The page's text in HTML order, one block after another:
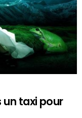
un taxi pour